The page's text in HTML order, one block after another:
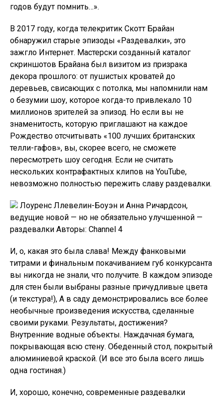
годов будут помнить…».
В 2017 году, когда телекритик Скотт Брайан
обнаружил старые эпизоды «Раздевалки», это
зажгло Интернет. Мастерски созданный каталог
скриншотов Брайана был визитом из призрака
декора прошлого: от пушистых кроватей до
деревьев, свисающих с потолка, мы напомнили нам
о безумии шоу, которое когда-то привлекало 10
миллионов зрителей за эпизод. Но если вы не
знаменитость, которую приглашают на каждое
Рождество отсчитывать «100 лучших британских
телли-гафов», вы, скорее всего, не сможете
пересмотреть шоу сегодня. Если не считать
нескольких контрафактных клипов на YouTube,
невозможно полностью пережить славу раздевалки.
Лоуренс Ллевелин-Боуэн и Анна Ричардсон,
ведущие новой — но не обязательно улучшенной —
раздевалки Авторы: Channel 4
И, о, какая это была слава! Между фанковыми
титрами и финальным покачиванием губ конкурсанта
вы никогда не знали, что получите. В каждом эпизоде
для стен были выбраны разные причудливые цвета
(и текстура!), А в саду демонстрировались все более
необычные произведения искусства, сделанные
своими руками. Результаты, достижения?
Внутренние водные объекты. Наждачная бумага,
покрывающая всю стену. Обеденный стол, покрытый
алюминиевой краской. (И все это была всего лишь
одна гостиная.)
И, хорошо, конечно, современные раздевалки